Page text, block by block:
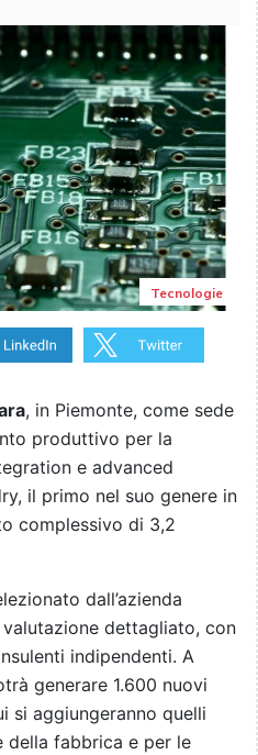
Tecnologie
, in Piemonte, come sede
produttivo per la
e advanced
il primo nel suo genere in
complessivo di 3,2
dall’azienda
dettagliato, con
indipendenti. A
generare 1.600 nuovi
si aggiungeranno quelli
della fabbrica e per le